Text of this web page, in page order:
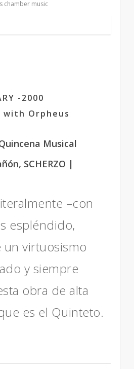
chamber music
-2000
with Orpheus
Musical
SCHERZO |
–con
espléndido,
virtuosismo
y siempre
obra de alta
es el Quinteto.